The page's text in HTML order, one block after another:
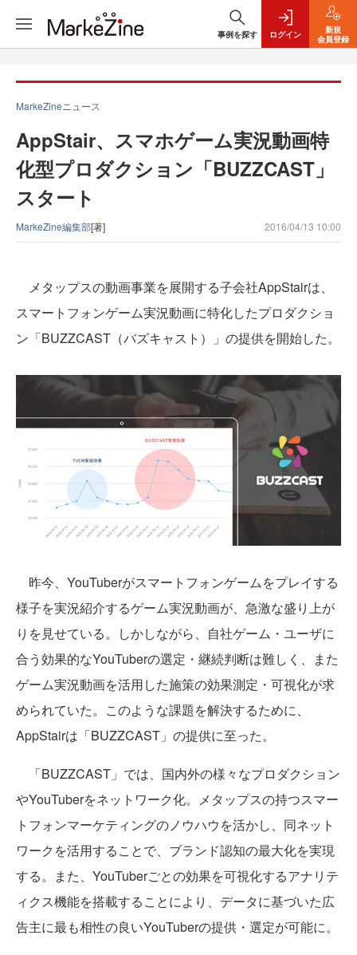
事例を探す ログイン
新規
会員登録
MarkeZineニュース
AppStair、スマホゲーム実況動画特
化型プロダクション「BUZZCAST」
スタート
MarkeZine編集部[著] 2016/04/13 10:00
メタップスの動画事業を展開する子会社AppStairは、
スマートフォンゲーム実況動画に特化したプロダクショ
ン「BUZZCAST（バズキャスト）」の提供を開始した。
昨今、YouTuberがスマートフォンゲームをプレイする
様子を実況紹介するゲーム実況動画が、急激な盛り上が
りを見せている。しかしながら、自社ゲーム・ユーザに
合う効果的なYouTuberの選定・継続判断は難しく、また
ゲーム実況動画を活用した施策の効果測定・可視化が求
められていた。このような課題を解決するために、
AppStairは「BUZZCAST」の提供に至った。
「BUZZCAST」では、国内外の様々なプロダクション
やYouTuberをネットワーク化。メタップスの持つスマー
トフォンマーケティングのノウハウを活かし、同ネット
ワークを活用することで、ブランド認知の最大化を実現
する。また、YouTuberごとの効果を可視化するアナリテ
ィクス機能を搭載することにより、データに基づいた広
告主に最も相性の良いYouTuberの提供・選定が可能に。